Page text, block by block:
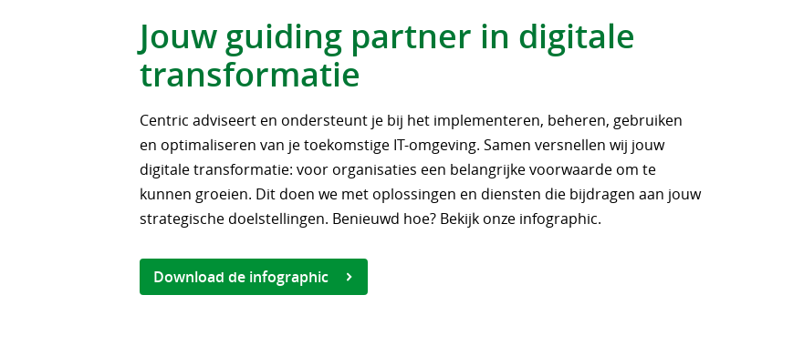
Jouw guiding partner in digitale
transformatie
Centric adviseert en ondersteunt je bij het implementeren, beheren, gebruiken
en optimaliseren van je toekomstige IT-omgeving. Samen versnellen wij jouw
digitale transformatie: voor organisaties een belangrijke voorwaarde om te
kunnen groeien. Dit doen we met oplossingen en diensten die bijdragen aan jouw
strategische doelstellingen. Benieuwd hoe? Bekijk onze infographic.
Download de infographic